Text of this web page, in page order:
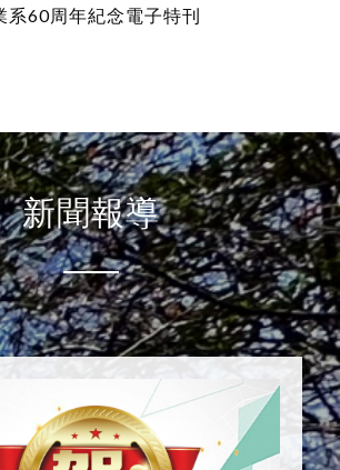
系60周年紀念電子特刊
新聞報導